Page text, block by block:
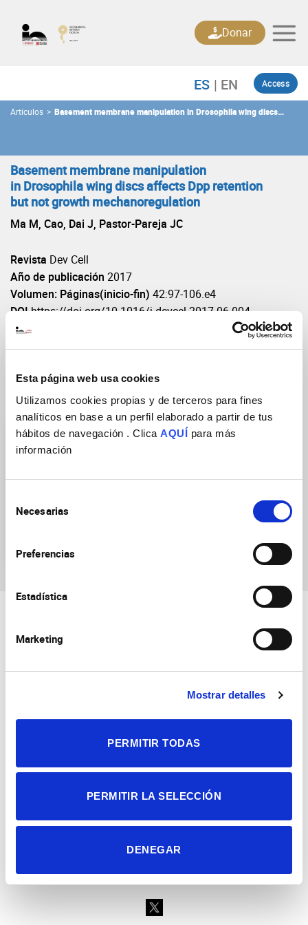
Esta página web usa cookies
Utilizamos cookies propias y de terceros para fines
analíticos en base a un perfil elaborado a partir de tus
hábitos de navegación . Clica AQUÍ para más
información
Necesarias
Preferencias
Estadística
Marketing
Mostrar detalles
PERMITIR TODAS
PERMITIR LA SELECCIÓN
DENEGAR
content
Access
Donar
Artículos > Basement membrane manipulation in Drosophila wing discs
Basement membrane manipulation
in Drosophila wing discs affects Dpp retention
but not growth mechanoregulation
Ma M, Cao, Dai J, Pastor-Pareja JC
Revista Dev Cell
Año de publicación 2017
Volumen: Páginas(inicio-fin) 42:97-106.e4
DOIhttps://doi.org/10.1016/j.devcel.2017.06.004
Grupos de Investigación
Arquitectura celular y
Universidad Miguel Hernández
Alicante | España
Fax + 34 965 91 95 61